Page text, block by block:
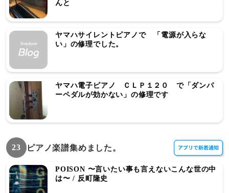
んと
ヤマハサイレントピアノで 「電源が入らな
い」の修理でした。
ヤマハ電子ピアノ ＣＬＰ１２０ で「ダンパ
ーペダルが効かない」の修理です
23 ピアノ楽譜集めました。
POISON 〜言いたい事も言えないこんな世の中
は〜 / 反町隆史